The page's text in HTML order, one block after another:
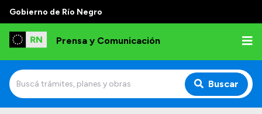
Gobierno de Río Negro
Prensa y Comunicación
Buscar